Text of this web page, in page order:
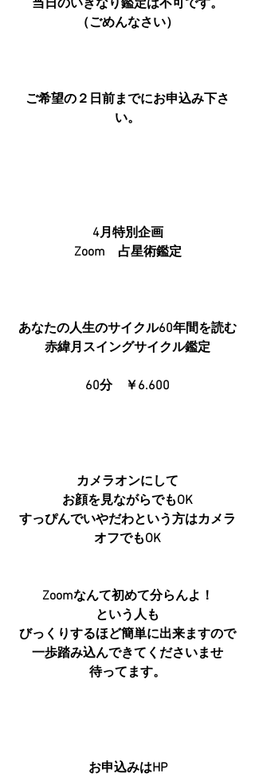
当日のいきなり鑑定は不可です。
（ごめんなさい）
ご希望の２日前までにお申込み下さ
い。
4月特別企画
Zoom　占星術鑑定
あなたの人生のサイクル60年間を読む
赤緯月スイングサイクル鑑定
60分　￥6.600
カメラオンにして
お顔を見ながらでもOK
すっぴんでいやだわという方はカメラ
オフでもOK
Zoomなんて初めて分らんよ！
という人も
びっくりするほど簡単に出来ますので
一歩踏み込んできてくださいませ
待ってます。
お申込みはHP